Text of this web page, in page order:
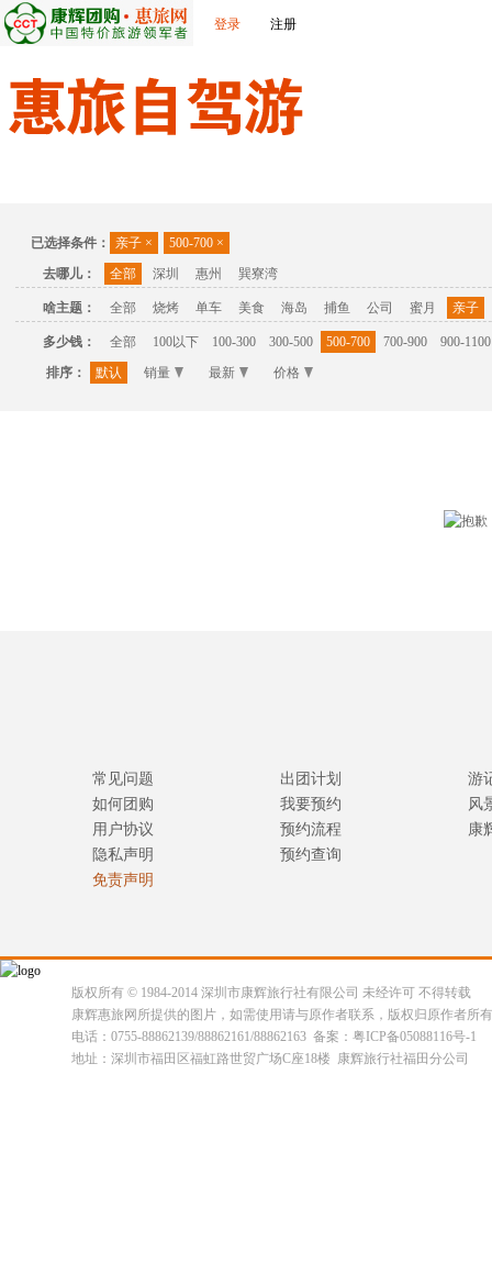
登录 注册
已选择条件： 亲子 × 500-700 ×
去哪儿：
全部 深圳 惠州 巽寮湾
啥主题： 全部 烧烤 单车 美食 海岛 捕鱼 公司 蜜月 亲子
多少钱： 全部 100以下 100-300 300-500 500-700 700-900
900-1100
排序：
默认 销量 最新 价格
常见问题
如何团购
用户协议
隐私声明
免责声明
出团计划
我要预约
预约流程
预约查询
游
风
康
版权所有 © 1984-2014 深圳市康辉旅行社有限公司 未经许可 不得转载
康辉惠旅网所提供的图片，如需使用请与原作者联系，版权归原作者所
电话：0755-88862139/88862161/88862163 备案：粤ICP备05088116号-1
地址：深圳市福田区福虹路世贸广场C座18楼 康辉旅行社福田分公司